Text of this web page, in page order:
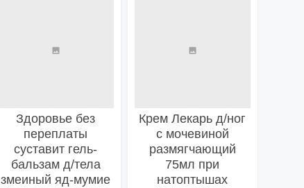
Здоровье без
переплаты
суставит гель-
бальзам д/тела
змеиный яд-мумие
Крем Лекарь д/ног
с мочевиной
размягчающий
75мл при
натоптышах